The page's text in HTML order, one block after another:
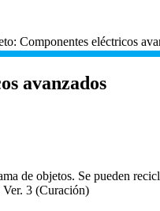
: Componentes eléctricos
avanzados
de objetos. Se pueden
Ver. 3 (Curación)